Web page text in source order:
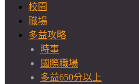
校園
職場
多益攻略
時事
國際職場
多益650分以上